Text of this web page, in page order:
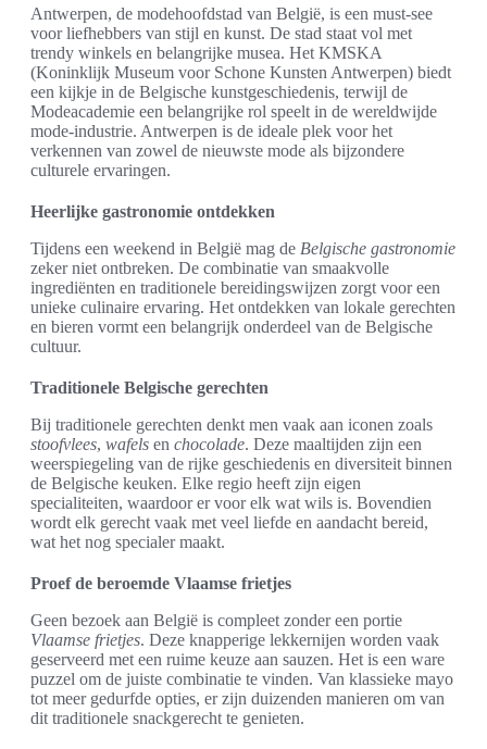
Antwerpen, de modehoofdstad van België, is een must-see
voor liefhebbers van stijl en kunst. De stad staat vol met
trendy winkels en belangrijke musea. Het KMSKA
(Koninklijk Museum voor Schone Kunsten Antwerpen) biedt
een kijkje in de Belgische kunstgeschiedenis, terwijl de
Modeacademie een belangrijke rol speelt in de wereldwijde
mode-industrie. Antwerpen is de ideale plek voor het
verkennen van zowel de nieuwste mode als bijzondere
culturele ervaringen.
Heerlijke gastronomie ontdekken
Tijdens een weekend in België mag de Belgische gastronomie
zeker niet ontbreken. De combinatie van smaakvolle
ingrediënten en traditionele bereidingswijzen zorgt voor een
unieke culinaire ervaring. Het ontdekken van lokale gerechten
en bieren vormt een belangrijk onderdeel van de Belgische
cultuur.
Traditionele Belgische gerechten
Bij traditionele gerechten denkt men vaak aan iconen zoals
stoofvlees, wafels en chocolade. Deze maaltijden zijn een
weerspiegeling van de rijke geschiedenis en diversiteit binnen
de Belgische keuken. Elke regio heeft zijn eigen
specialiteiten, waardoor er voor elk wat wils is. Bovendien
wordt elk gerecht vaak met veel liefde en aandacht bereid,
wat het nog specialer maakt.
Proef de beroemde Vlaamse frietjes
Geen bezoek aan België is compleet zonder een portie
Vlaamse frietjes. Deze knapperige lekkernijen worden vaak
geserveerd met een ruime keuze aan sauzen. Het is een ware
puzzel om de juiste combinatie te vinden. Van klassieke mayo
tot meer gedurfde opties, er zijn duizenden manieren om van
dit traditionele snackgerecht te genieten.